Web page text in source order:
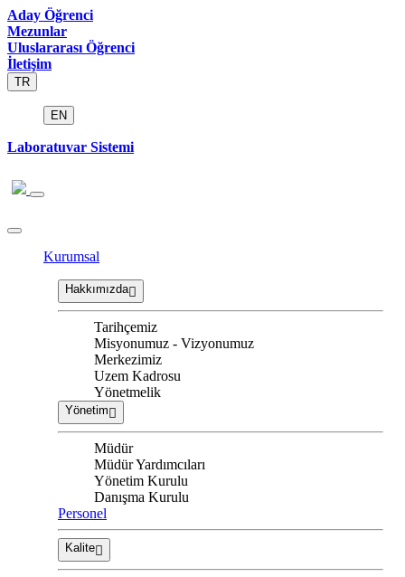
Aday Öğrenci
Mezunlar
Uluslararası Öğrenci
İletişim
TR
EN
Laboratuvar Sistemi
Kurumsal
Hakkımızda
Tarihçemiz
Misyonumuz - Vizyonumuz
Merkezimiz
Uzem Kadrosu
Yönetmelik
Yönetim
Müdür
Müdür Yardımcıları
Yönetim Kurulu
Danışma Kurulu
Personel
Kalite